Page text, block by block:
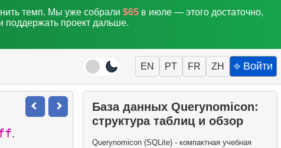
темп. Мы уже собрали $65 в июле — этого достаточно,
поддержать проект дальше.
EN PT FR ZH ⎆ Войти
База данных Querynomicon:
структура таблиц и обзор
Querynomicon (SQLite) - компактная учебная